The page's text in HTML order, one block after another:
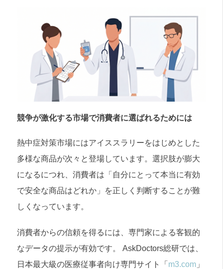
競争が激化する市場で消費者に選ばれるためには
熱中症対策市場にはアイススラリーをはじめとした
多様な商品が次々と登場しています。選択肢が膨大
になるにつれ、消費者は「自分にとって本当に有効
で安全な商品はどれか」を正しく判断することが難
しくなっています。
消費者からの信頼を得るには、専門家による客観的
なデータの提示が有効です。 AskDoctors総研では、
日本最大級の医療従事者向け専門サイト「 m3.com 」